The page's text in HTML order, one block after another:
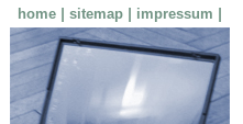
home sitemap impressum